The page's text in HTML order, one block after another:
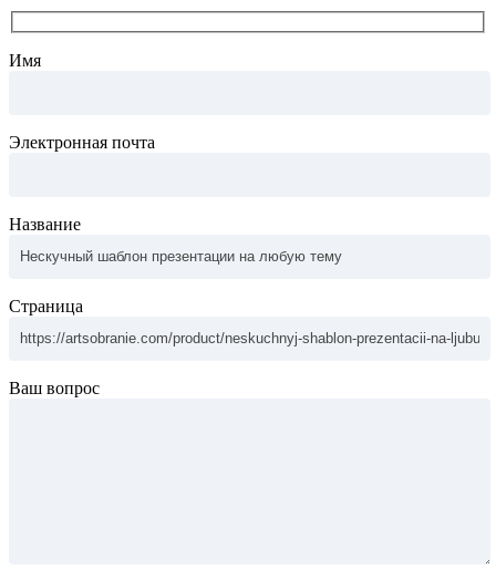
Имя
Электронная почта
Название
Страница
Ваш вопрос